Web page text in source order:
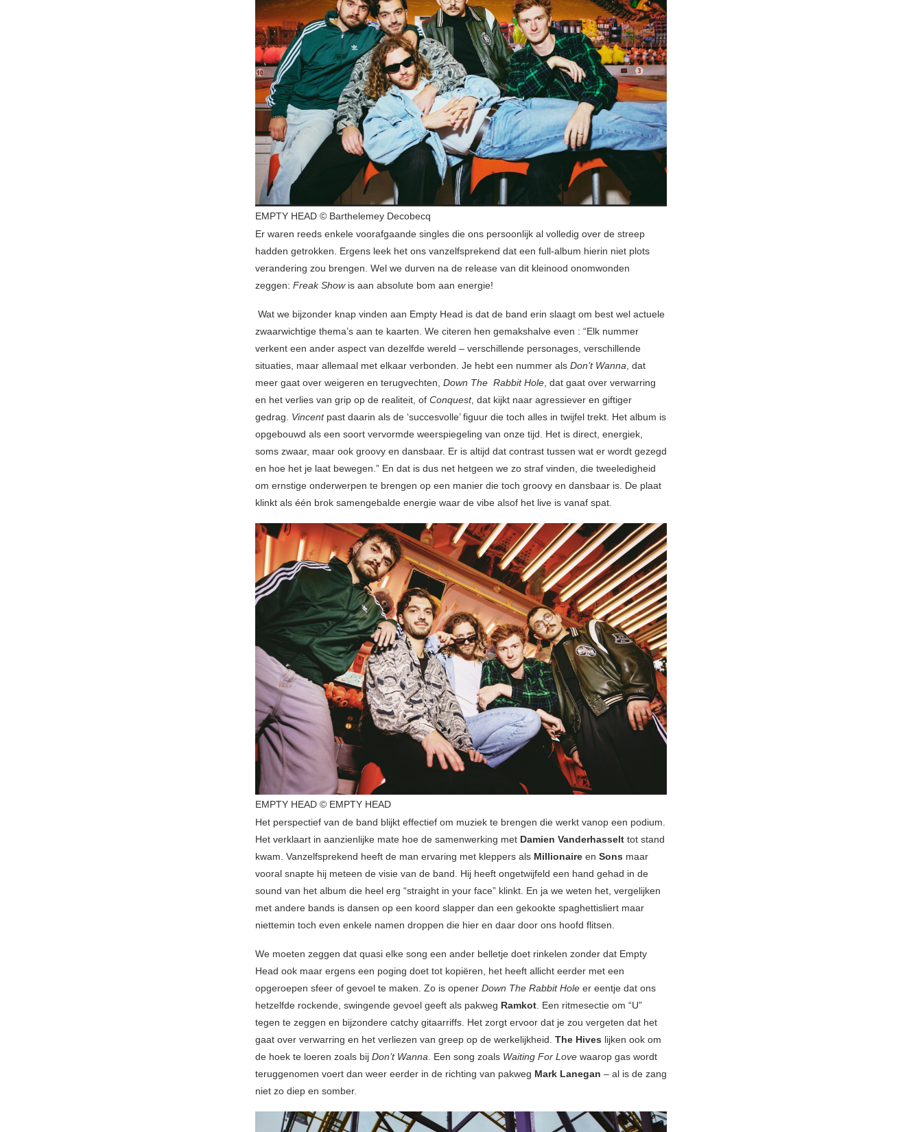
EMPTY HEAD © Barthelemey Decobecq
Er waren reeds enkele voorafgaande singles die ons persoonlijk al volledig over de streep
hadden getrokken. Ergens leek het ons vanzelfsprekend dat een full-album hierin niet plots
verandering zou brengen. Wel we durven na de release van dit kleinood onomwonden
zeggen: Freak Showis aan absolute bom aan energie!
Wat we bijzonder knap vinden aan Empty Head is dat de band erin slaagt om best wel actuele
zwaarwichtige thema’s aan te kaarten. We citeren hen gemakshalve even : “Elk nummer
verkent een ander aspect van dezelfde wereld – verschillende personages, verschillende
situaties, maar allemaal met elkaar verbonden. Je hebt een nummer als Don’t Wanna, dat
meer gaat over weigeren en terugvechten, Down The Rabbit Hole, dat gaat over verwarring
en het verlies van grip op de realiteit, of Conquest, dat kijkt naar agressiever en giftiger
gedrag. Vincent past daarin als de ‘succesvolle’ figuur die toch alles in twijfel trekt. Het album is
opgebouwd als een soort vervormde weerspiegeling van onze tijd. Het is direct, energiek,
soms zwaar, maar ook groovy en dansbaar. Er is altijd dat contrast tussen wat er wordt gezegd
en hoe het je laat bewegen.” En dat is dus net hetgeen we zo straf vinden, die tweeledigheid
om ernstige onderwerpen te brengen op een manier die toch groovy en dansbaar is. De plaat
klinkt als één brok samengebalde energie waar de vibe alsof het live is vanaf spat.
EMPTY HEAD © EMPTY HEAD
Het perspectief van de band blijkt effectief om muziek te brengen die werkt vanop een podium.
Het verklaart in aanzienlijke mate hoe de samenwerking met Damien Vanderhasselt tot stand
kwam. Vanzelfsprekend heeft de man ervaring met kleppers als Millionaire en Sons maar
vooral snapte hij meteen de visie van de band. Hij heeft ongetwijfeld een hand gehad in de
sound van het album die heel erg “straight in your face” klinkt. En ja we weten het, vergelijken
met andere bands is dansen op een koord slapper dan een gekookte spaghettisliert maar
niettemin toch even enkele namen droppen die hier en daar door ons hoofd flitsen.
We moeten zeggen dat quasi elke song een ander belletje doet rinkelen zonder dat Empty
Head ook maar ergens een poging doet tot kopiëren, het heeft allicht eerder met een
opgeroepen sfeer of gevoel te maken. Zo is opener Down The Rabbit Hole er eentje dat ons
hetzelfde rockende, swingende gevoel geeft als pakweg Ramkot . Een ritmesectie om “U”
tegen te zeggen en bijzondere catchy gitaarriffs. Het zorgt ervoor dat je zou vergeten dat het
gaat over verwarring en het verliezen van greep op de werkelijkheid. The Hives lijken ook om
de hoek te loeren zoals bij Don’t Wanna . Een song zoals Waiting For Love waarop gas wordt
teruggenomen voert dan weer eerder in de richting van pakweg Mark Lanegan – al is de zang
niet zo diep en somber.